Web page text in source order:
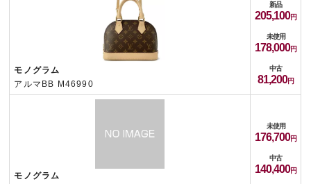
モノグラム
アルマBB M46990
新品
205,100
未使用
178,000
中古
81,200
モノグラム
未使用
176,700
中古
140,400